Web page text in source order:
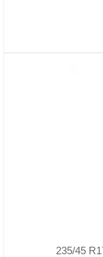
235/45